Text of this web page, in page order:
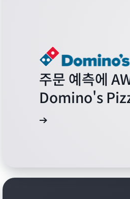
주문 예측에
Domino's